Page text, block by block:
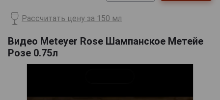
Рассчитать цену за 150 мл
Видео Meteyer Rose Шампанское Метейе
Розе 0.75л